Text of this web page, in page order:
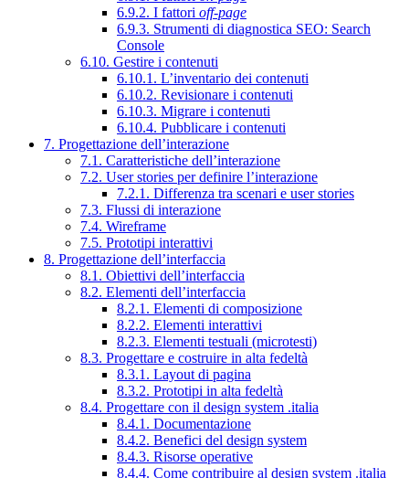
6.9.2. I fattori off-page
6.9.3. Strumenti di diagnostica SEO: Search
Console
6.10. Gestire i contenuti
6.10.1. L’inventario dei contenuti
6.10.2. Revisionare i contenuti
6.10.3. Migrare i contenuti
6.10.4. Pubblicare i contenuti
7. Progettazione dell’interazione
7.1. Caratteristiche dell’interazione
7.2. User stories per definire l’interazione
7.2.1. Differenza tra scenari e user stories
7.3. Flussi di interazione
7.4. Wireframe
7.5. Prototipi interattivi
8. Progettazione dell’interfaccia
8.1. Obiettivi dell’interfaccia
8.2. Elementi dell’interfaccia
8.2.1. Elementi di composizione
8.2.2. Elementi interattivi
8.2.3. Elementi testuali (microtesti)
8.3. Progettare e costruire in alta fedeltà
8.3.1. Layout di pagina
8.3.2. Prototipi in alta fedeltà
8.4. Progettare con il design system .italia
8.4.1. Documentazione
8.4.2. Benefici del design system
8.4.3. Risorse operative
8.4.4. Come contribuire al design system .italia